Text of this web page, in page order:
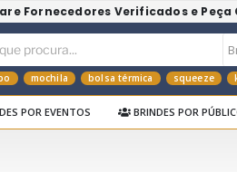
Fornecedores Verificados e
mochila bolsa térmica squeeze
POR EVENTOS BRINDES POR